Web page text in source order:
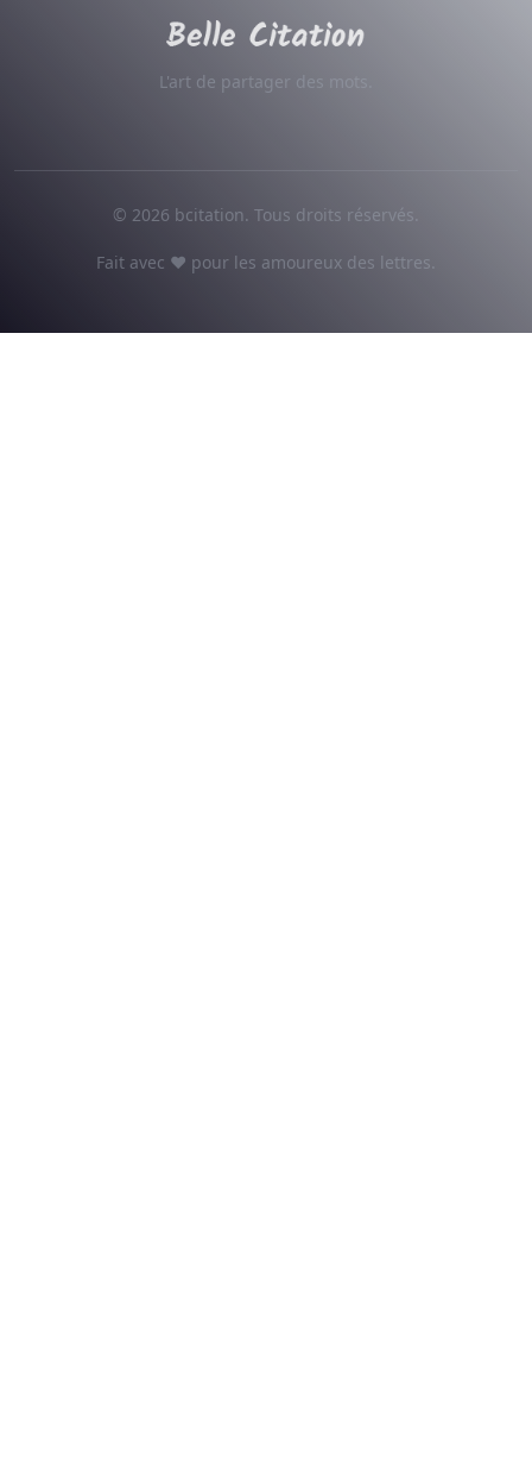
L'art de partager des mots.
© 2026 bcitation. Tous droits réservés.
Fait avec ♥ pour les amoureux des lettres.